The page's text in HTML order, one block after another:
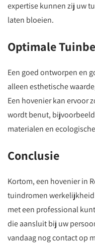
expertise kunnen zij uw
laten bloeien.
Optimale
Een goed ontworpen en
alleen esthetische
Een hovenier kan ervoor
wordt benut,
materialen en
Conclusie
Kortom, een hovenier in
tuindromen werkelijkheid
met een professional
die aansluit bij uw
vandaag nog contact op